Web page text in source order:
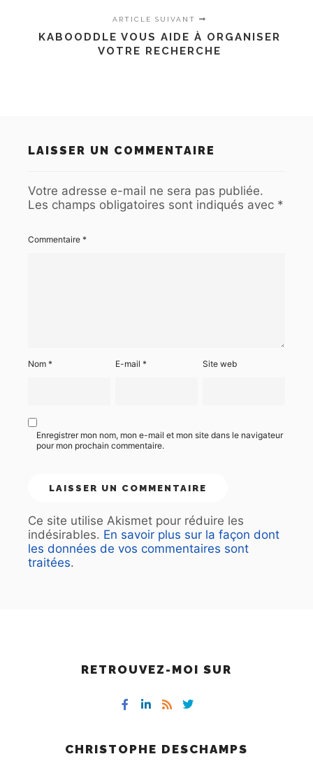
ARTICLE SUIVANT
KABOODDLE VOUS AIDE À ORGANISER
VOTRE RECHERCHE
LAISSER UN COMMENTAIRE
Votre adresse e-mail ne sera pas publiée.
Les champs obligatoires sont indiqués avec *
Commentaire *
Nom * E-mail* Site web
Enregistrer mon nom, mon e-mail et mon site dans le navigateur
pour mon prochain commentaire.
Ce site utilise Akismet pour réduire les
indésirables. En savoir plus sur la façon dont
les données de vos commentaires sont
traitées.
RETROUVEZ-MOI SUR
CHRISTOPHE DESCHAMPS